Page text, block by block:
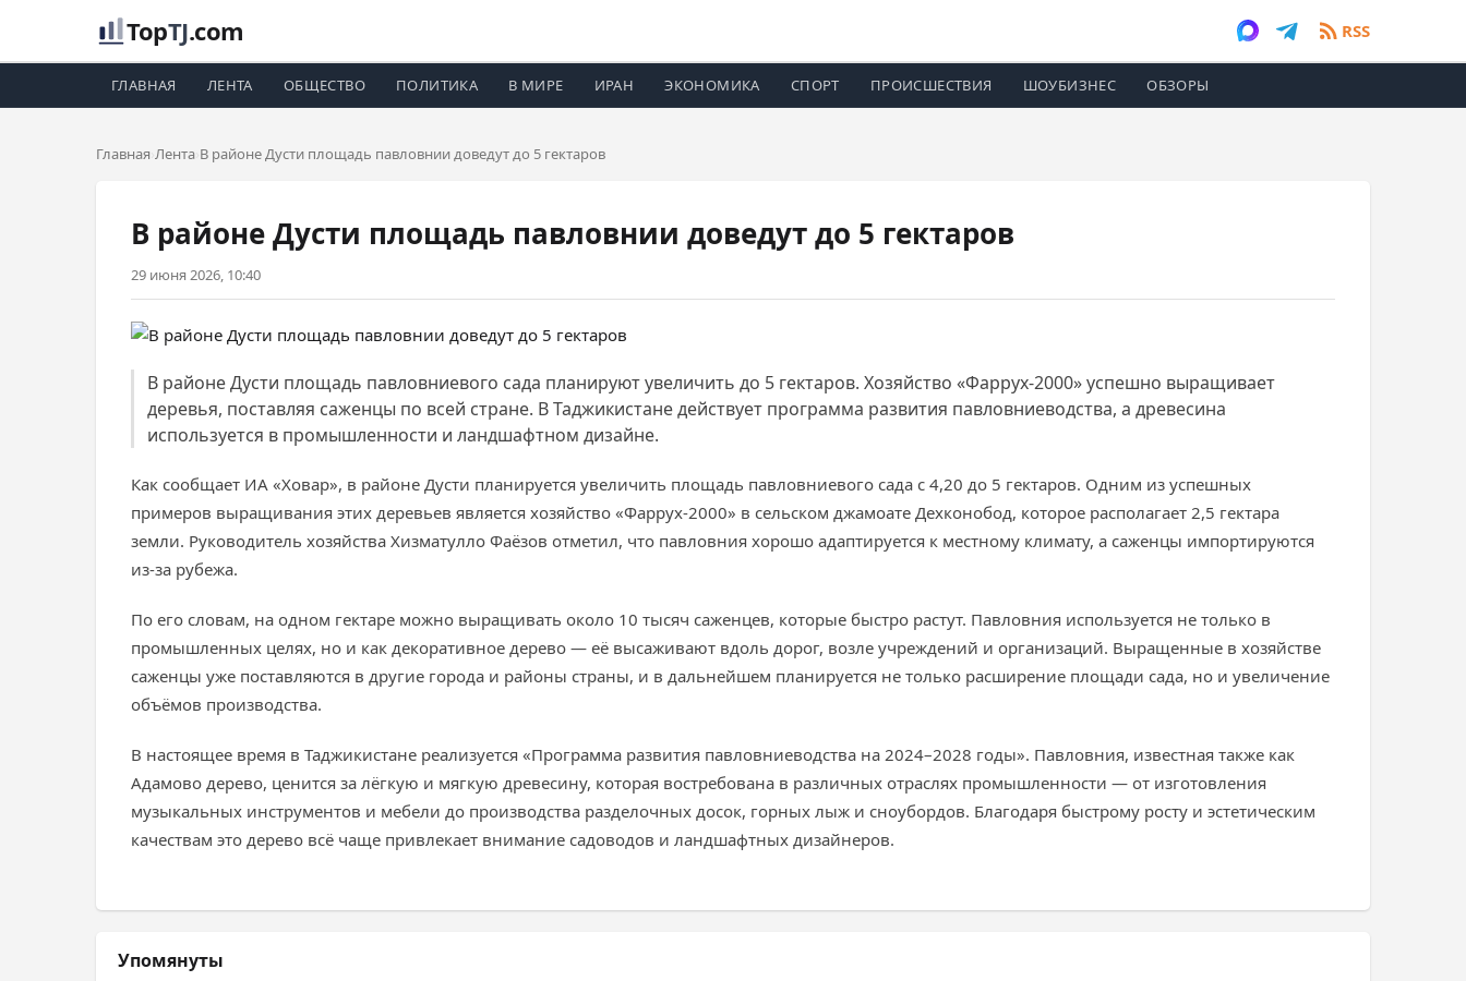
TopTJ.com RSS
ГЛАВНАЯ ЛЕНТА ОБЩЕСТВО ПОЛИТИКА В МИРЕ ИРАН ЭКОНОМИКА СПОРТ ПРОИСШЕСТВИЯ ШОУБИЗНЕС ОБЗОРЫ
Главная Лента В районе Дусти площадь павловнии доведут до 5 гектаров
В районе Дусти площадь павловнии доведут до 5 гектаров
29 июня 2026, 10:40
В районе Дусти площадь павловниевого сада планируют увеличить до 5 гектаров. Хозяйство «Фаррух-2000» успешно выращивает
деревья, поставляя саженцы по всей стране. В Таджикистане действует программа развития павловниеводства, а древесина
используется в промышленности и ландшафтном дизайне.
Как сообщает ИА «Ховар», в районе Дусти планируется увеличить площадь павловниевого сада с 4,20 до 5 гектаров. Одним из успешных
примеров выращивания этих деревьев является хозяйство «Фаррух-2000» в сельском джамоате Дехконобод, которое располагает 2,5 гектара
земли. Руководитель хозяйства Хизматулло Фаёзов отметил, что павловния хорошо адаптируется к местному климату, а саженцы импортируются
из-за рубежа.
По его словам, на одном гектаре можно выращивать около 10 тысяч саженцев, которые быстро растут. Павловния используется не только в
промышленных целях, но и как декоративное дерево — её высаживают вдоль дорог, возле учреждений и организаций. Выращенные в хозяйстве
саженцы уже поставляются в другие города и районы страны, и в дальнейшем планируется не только расширение площади сада, но и увеличение
объёмов производства.
В настоящее время в Таджикистане реализуется «Программа развития павловниеводства на 2024–2028 годы». Павловния, известная также как
Адамово дерево, ценится за лёгкую и мягкую древесину, которая востребована в различных отраслях промышленности — от изготовления
музыкальных инструментов и мебели до производства разделочных досок, горных лыж и сноубордов. Благодаря быстрому росту и эстетическим
качествам это дерево всё чаще привлекает внимание садоводов и ландшафтных дизайнеров.
Упомянуты